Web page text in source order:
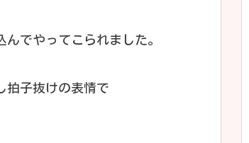
でやってこられました。
拍子抜けの表情で